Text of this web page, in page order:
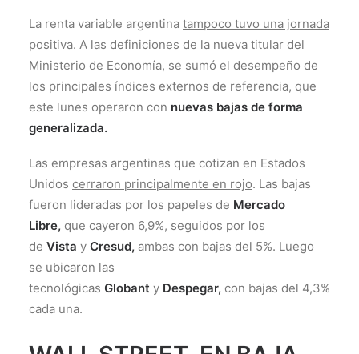
La renta variable argentina tampoco tuvo una jornada
positiva. A las definiciones de la nueva titular del
Ministerio de Economía, se sumó el desempeño de
los principales índices externos de referencia, que
este lunes operaron con nuevas bajas de forma
generalizada.
Las empresas argentinas que cotizan en Estados
Unidos cerraron principalmente en rojo. Las bajas
fueron lideradas por los papeles de Mercado
Libre, que cayeron 6,9%, seguidos por los
de Vista y Cresud, ambas con bajas del 5%. Luego
se ubicaron las
tecnológicas Globant y Despegar, con bajas del 4,3%
cada una.